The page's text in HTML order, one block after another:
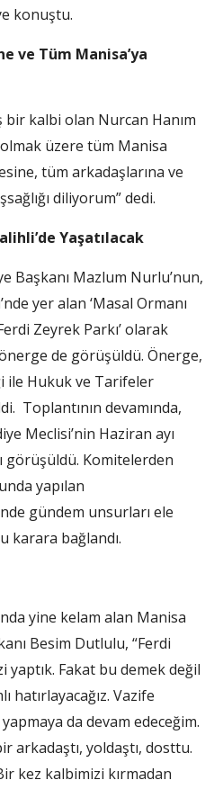
konuştu.
ve Tüm Manisa’ya
kalbi olan Nurcan Hanım
üzere tüm Manisa
tüm arkadaşlarına ve
diliyorum” dedi.
Yaşatılacak
Başkanı Mazlum Nurlu’nun,
yer alan ‘Masal Ormanı
Zeyrek Parkı’ olarak
de görüşüldü. Önerge,
ile Hukuk ve Tarifeler
Toplantının devamında,
Meclisi’nin Haziran ayı
görüşüldü. Komitelerden
yapılan
gündem unsurları ele
karara bağlandı.
yine kelam alan Manisa
Besim Dutlulu, “Ferdi
yaptık. Fakat bu demek değil
hatırlayacağız. Vazife
da devam edeceğim.
arkadaştı, yoldaştı, dosttu.
kez kalbimizi kırmadan